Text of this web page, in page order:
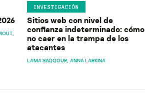
INVESTIGACIÓN
Sitios web con nivel de
confianza indeterminado: cómo
no caer en la trampa de los
atacantes
LAMA SAQQOUR ANNA LARKINA